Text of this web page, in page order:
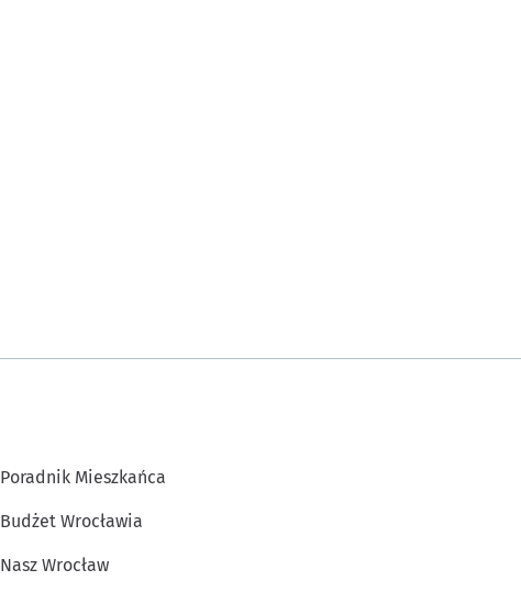
Poradnik Mieszkańca
Budżet Wrocławia
Nasz Wrocław